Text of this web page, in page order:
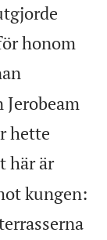
honom
Jerobeam
hette
här är
kungen: